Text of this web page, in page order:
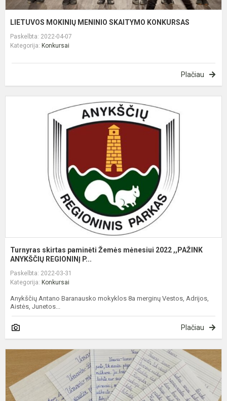
LIETUVOS MOKINIŲ MENINIO SKAITYMO KONKURSAS
Paskelbta: 2022-04-07
Kategorija: Konkursai
Plačiau
Turnyras skirtas paminėti Žemės mėnesiui 2022 ,,PAŽINK
ANYKŠČIŲ REGIONINĮ P...
Paskelbta: 2022-03-31
Kategorija: Konkursai
Anykščių Antano Baranausko mokyklos 8a merginų Vestos, Adrijos,
Aistės, Junetos...
Plačiau